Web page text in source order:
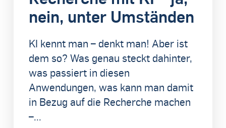
nein, unter Umständen
KI kennt man – denkt man! Aber ist
dem so? Was genau steckt dahinter,
was passiert in diesen
Anwendungen, was kann man damit
in Bezug auf die Recherche machen
–...